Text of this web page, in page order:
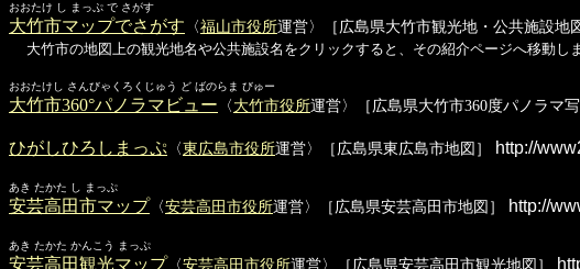
おおたけ し まっぷ で さがす
大竹市マップでさがす 〈福山市役所運営〉［広島県大竹市観光地・公共施設地図
大竹市の地図上の観光地名や公共施設名をクリックすると、その紹介ページへ移動しま
おおたけし さんびゃくろくじゅう ど ばのらま びゅー
大竹市360°パノラマビュー 〈大竹市役所運営〉［広島県大竹市360度パノラマ写
ひがしひろしまっぷ 〈東広島市役所運営〉［広島県東広島市地図］ http://
あき たかた し まっぷ
安芸高田市マップ 〈安芸高田市役所運営〉［広島県安芸高田市地図］ http://
あき たかた かんこう まっぷ
安芸高田観光マップ 〈安芸高田市役所運営〉［広島県安芸高田市観光地図］